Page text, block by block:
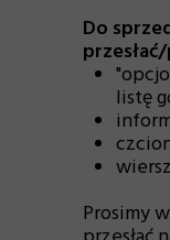
Do
listę
Prosimy